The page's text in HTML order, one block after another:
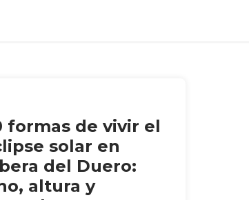
formas de vivir el
solar en
del Duero:
altura y